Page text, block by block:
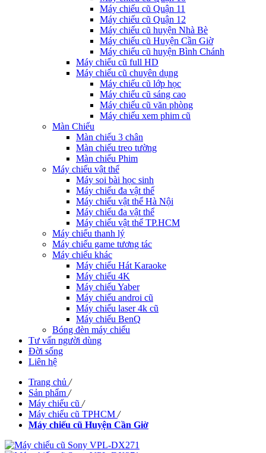
Máy chiếu cũ Quận 11
Máy chiếu cũ Quận 12
Máy chiếu cũ huyện Nhà Bè
Máy chiếu cũ Huyện Cần Giờ
Máy chiếu cũ huyện Bình Chánh
Máy chiếu cũ full HD
Máy chiếu cũ chuyên dụng
Máy chiếu cũ lớp học
Máy chiếu cũ sáng cao
Máy chiếu cũ văn phòng
Máy chiếu xem phim cũ
Màn Chiếu
Màn chiếu 3 chân
Màn chiếu treo tường
Màn chiếu Phim
Máy chiếu vật thể
Máy soi bài học sinh
Máy chiếu đa vật thể
Máy chiếu vật thể Hà Nội
Máy chiếu đa vật thể
Máy chiếu vật thể TP.HCM
Máy chiếu thanh lý
Máy chiếu game tương tác
Máy chiếu khác
Máy chiếu Hát Karaoke
Máy chiếu 4K
Máy chiếu Yaber
Máy chiếu androi cũ
Máy chiếu laser 4k cũ
Máy chiếu BenQ
Bóng đèn máy chiếu
Tư vấn người dùng
Đời sống
Liên hệ
Trang chủ /
Sản phẩm /
Máy chiếu cũ /
Máy chiếu cũ TPHCM /
Máy chiếu cũ Huyện Cần Giờ